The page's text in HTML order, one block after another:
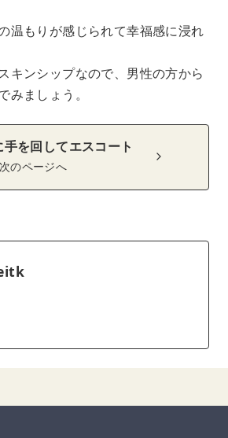
温もりが感じられて幸福感に浸れ
キンシップなので、男性の方から
みましょう。
手を回してエスコート
次のページへ